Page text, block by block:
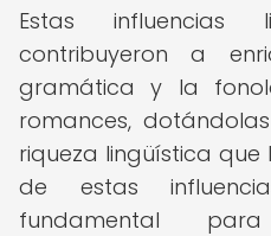
Estas influencias
contribuyeron a
gramática y la
romances,
riqueza lingüística que
de estas
fundamental